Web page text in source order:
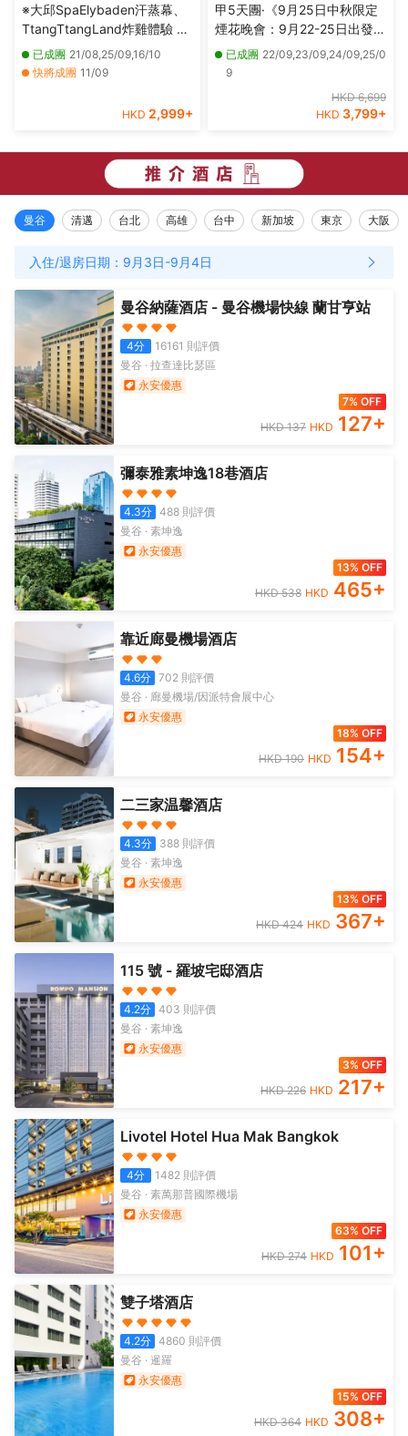
※大邱SpaElybaden汗蒸幕、
TtangTtangLand炸雞體驗 ※
釜山海月天空步道+青沙浦紅
白燈塔、海雲台海岸列車體
已成團 21/08,25/09,16/10
快將成團 11/09
HKD 2,999+
甲5天團·《9月25日中秋限定
煙花晚會：9月22-25日出發》
【永安獨家】全新夜景山頂餐
廳，欣賞中秋煙花晚會、瓜拉
淚】及螢火蟲)、適耕莊【欣賞
已成團 22/09,23/09,24/09,25/0
9
HKD 6,699
HKD 3,799+
曼谷 清邁 台北 高雄 台中 新加坡 東京 大阪
入住/退房日期： 9月3日-9月4日
曼谷納薩酒店 - 曼谷機場快線 蘭甘亨站
4分 16161 則評價
曼谷 · 拉查達比瑟區
永安優惠
7% OFF
HKD137 HKD 127+
彌泰雅素坤逸18巷酒店
4.3分 488則評價
曼谷 · 素坤逸
永安優惠
13% OFF
HKD538 HKD 465+
靠近廊曼機場酒店
4.6分 702 則評價
曼谷 · 廊曼機場/因派特會展中心
永安優惠
18% OFF
HKD190 HKD 154+
二三家温馨酒店
4.3分 388則評價
曼谷 · 素坤逸
永安優惠
13% OFF
HKD424 HKD 367+
115 號 - 羅坡宅邸酒店
4.2分 403 則評價
曼谷 · 素坤逸
永安優惠
3% OFF
HKD226 HKD 217+
Livotel Hotel Hua Mak Bangkok
4分 1482 則評價
曼谷 · 素萬那普國際機場
永安優惠
63% OFF
HKD274 HKD 101+
雙子塔酒店
4.2分 4860 則評價
曼谷 · 暹羅
永安優惠
15% OFF
HKD364 HKD 308+